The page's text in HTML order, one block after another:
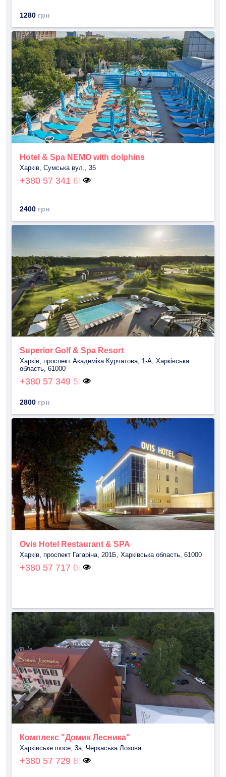
1280 грн
Hotel & Spa NEMO with dolphins
Харків, Сумська вул., 35
+380 57 341 68
2400 грн
Superior Golf & Spa Resort
Харків, проспект Академіка Курчатова, 1-A, Харківська
область, 61000
+380 57 349 50
2800 грн
Ovis Hotel Restaurant & SPA
Харків, проспект Гагаріна, 201Б, Харківська область, 61000
+380 57 717 06
Комплекс "Домик Лесника"
Харківське шосе, 3а, Черкаська Лозова
+380 57 729 83